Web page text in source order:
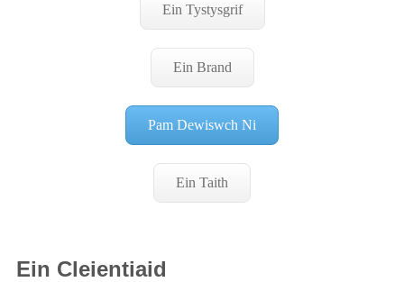
Ein Tystysgrif
Ein Brand
Pam Dewiswch Ni
Ein Taith
Ein Cleientiaid